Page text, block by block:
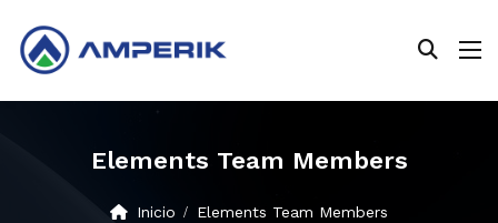
Elements Team Members
Inicio Elements Team Members